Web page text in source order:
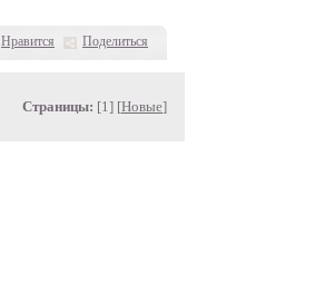
Нравится Поделиться
Страницы: [1] [Новые]